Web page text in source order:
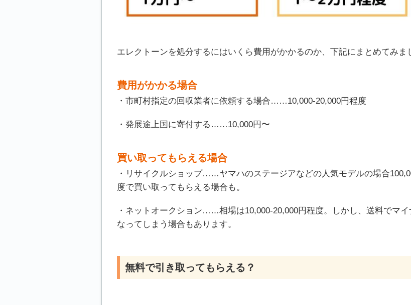
エレクトーンを処分するにはいくら費用がかかるのか、下記にまとめてみま
費用がかかる場合
・市町村指定の回収業者に依頼する場合……10,000-20,000円程度
・発展途上国に寄付する……10,000円〜
買い取ってもらえる場合
・リサイクルショップ……ヤマハのステージアなどの人気モデルの場合
度で買い取ってもらえる場合も。
・ネットオークション……相場は10,000-20,000円程度。しかし、送料でマイ
なってしまう場合もあります。
無料で引き取ってもらえる？